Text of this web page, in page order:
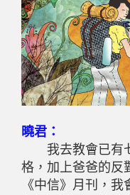
曉君：
我去教會已有
格，加上爸爸的反
《中信》月刊，